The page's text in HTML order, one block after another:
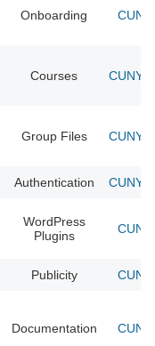
Onboarding
Courses CUNY
Group Files CUNY
Authentication CUNY
WordPress
Plugins
Publicity
Documentation